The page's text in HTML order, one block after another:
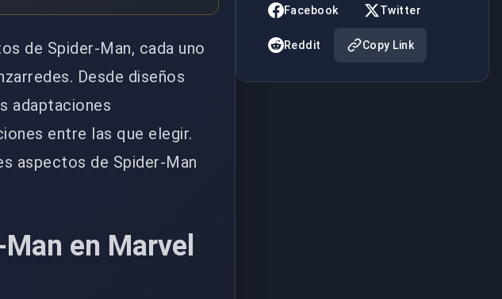
de Spider-Man, cada uno
Desde diseños
adaptaciones
entre las que elegir.
aspectos de Spider-Man
en Marvel
Facebook Twitter
Reddit Copy Link